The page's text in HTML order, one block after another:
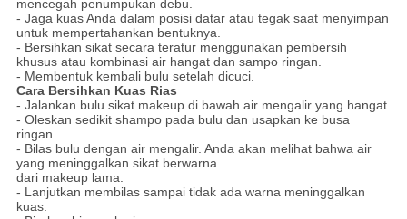
mencegah penumpukan debu.
- Jaga kuas Anda dalam posisi datar atau tegak saat menyimpan
untuk mempertahankan bentuknya.
- Bersihkan sikat secara teratur menggunakan pembersih
khusus atau kombinasi air hangat dan sampo ringan.
- Membentuk kembali bulu setelah dicuci.
Cara Bersihkan Kuas Rias
- Jalankan bulu sikat makeup di bawah air mengalir yang hangat.
- Oleskan sedikit shampo pada bulu dan usapkan ke busa
ringan.
- Bilas bulu dengan air mengalir. Anda akan melihat bahwa air
yang meninggalkan sikat berwarna
dari makeup lama.
- Lanjutkan membilas sampai tidak ada warna meninggalkan
kuas.